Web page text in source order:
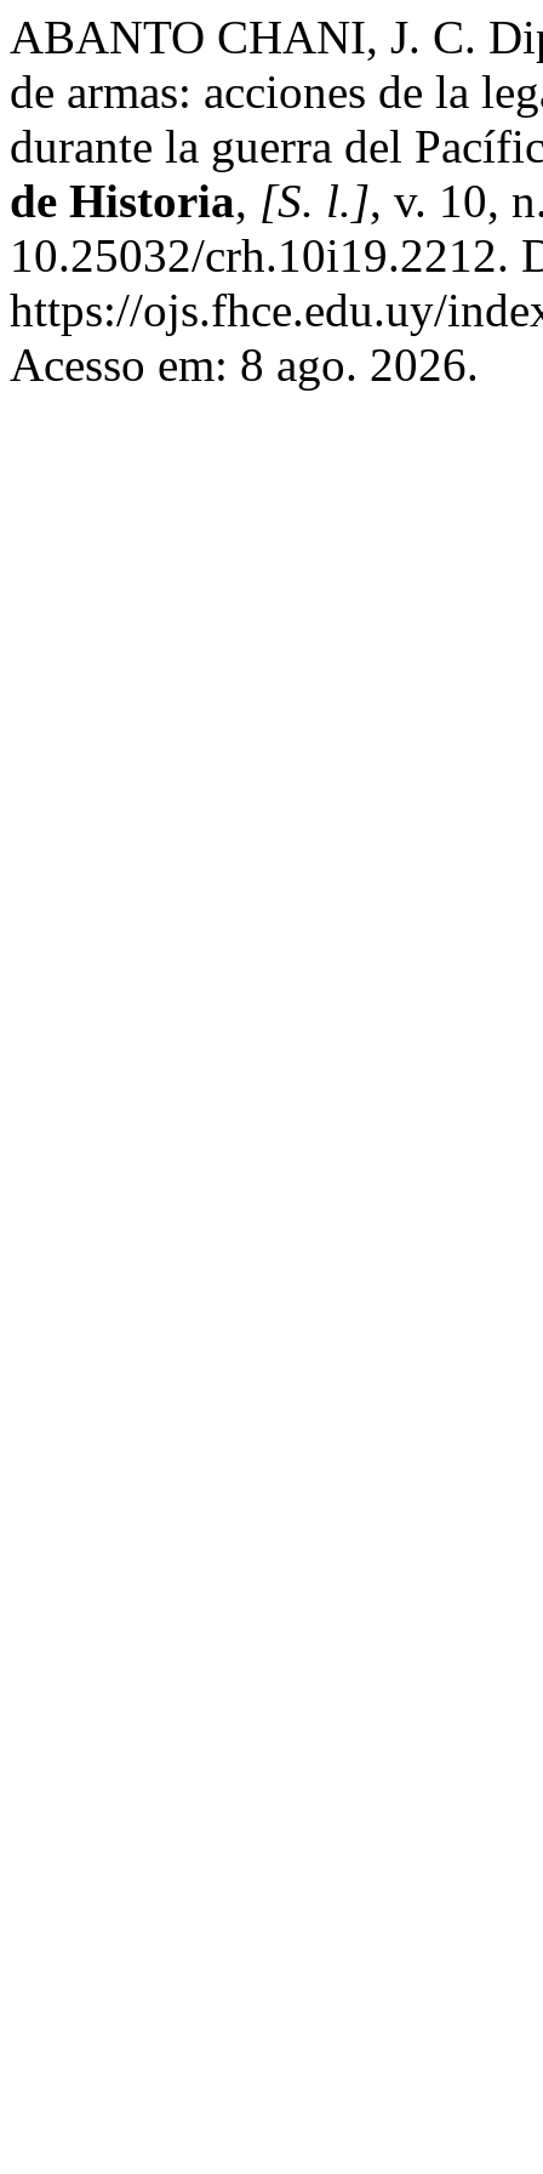
ABANTO CHANI, J. C.
de armas: acciones de la
durante la guerra del
de Historia, [S. l.], v. 10,
10.25032/crh.10i19.2212.
https://ojs.fhce.edu.uy/
Acesso em: 8 ago. 2026.